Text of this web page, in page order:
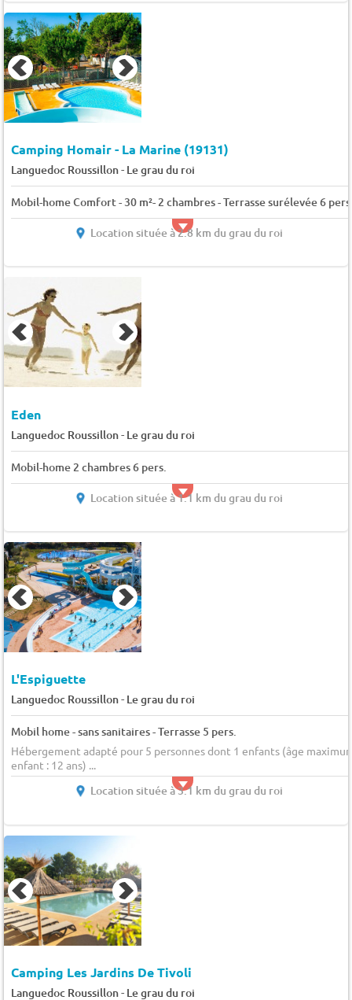
Camping Homair - La Marine (19131)
Languedoc Roussillon- Le grau du roi
Mobil-home Comfort - 30 m²- 2 chambres - Terrasse surélevée 6
Location située à 2.8 km du grau du roi
Eden
Languedoc Roussillon- Le grau du roi
Mobil-home 2 chambres 6 pers.
Location située à 1.1 km du grau du roi
L'Espiguette
Languedoc Roussillon- Le grau du roi
Mobil home - sans sanitaires - Terrasse 5 pers.
Hébergement adapté pour 5 personnes dont 1 enfants (âge
enfant : 12 ans) ...
Location située à 3.1 km du grau du roi
Camping Les Jardins De Tivoli
Languedoc Roussillon- Le grau du roi